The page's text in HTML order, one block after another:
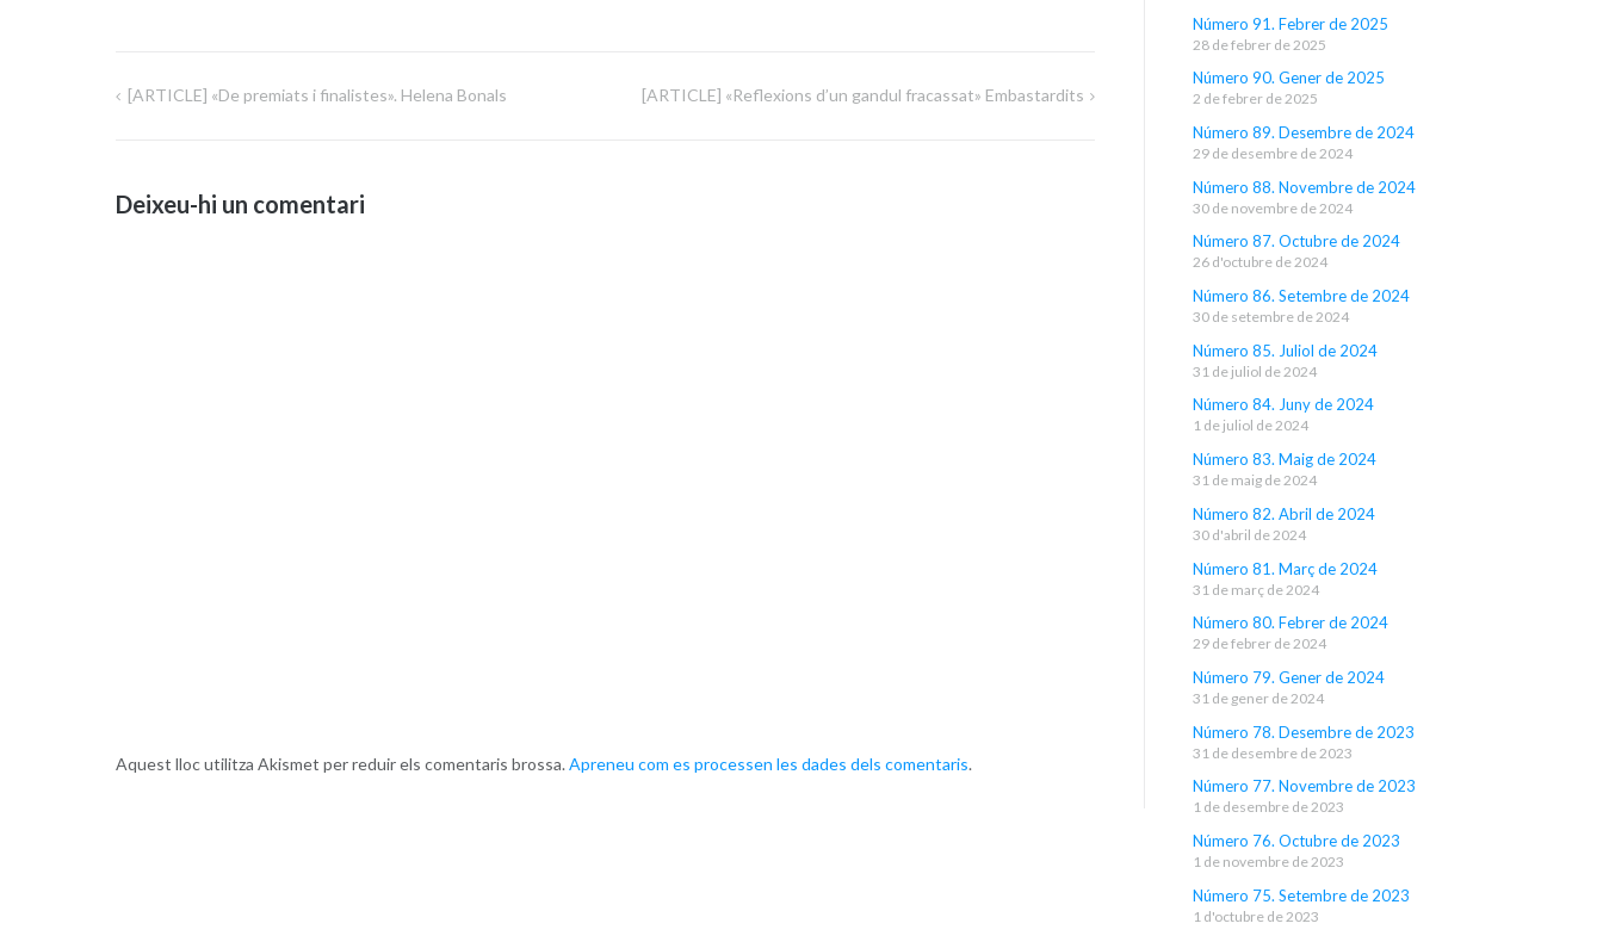
Navegació
[ARTICLE] «De premiats i finalistes». Helena Bonals [ARTICLE] «Reflexions d’un gandul fracassat» Embastardits
Deixeu-hi un comentari
Aquest lloc utilitza Akismet per reduir els comentaris brossa. Apreneu com es processen les dades dels comentaris.
Número 91. Febrer de 2025
28 de febrer de 2025
Número 90. Gener de 2025
2 de febrer de 2025
Número 89. Desembre de 2024
29 de desembre de 2024
Número 88. Novembre de 2024
30 de novembre de 2024
Número 87. Octubre de 2024
26 d'octubre de 2024
Número 86. Setembre de 2024
30 de setembre de 2024
Número 85. Juliol de 2024
31 de juliol de 2024
Número 84. Juny de 2024
1 de juliol de 2024
Número 83. Maig de 2024
31 de maig de 2024
Número 82. Abril de 2024
30 d'abril de 2024
Número 81. Març de 2024
31 de març de 2024
Número 80. Febrer de 2024
29 de febrer de 2024
Número 79. Gener de 2024
31 de gener de 2024
Número 78. Desembre de 2023
31 de desembre de 2023
Número 77. Novembre de 2023
1 de desembre de 2023
Número 76. Octubre de 2023
1 de novembre de 2023
Número 75. Setembre de 2023
1 d'octubre de 2023